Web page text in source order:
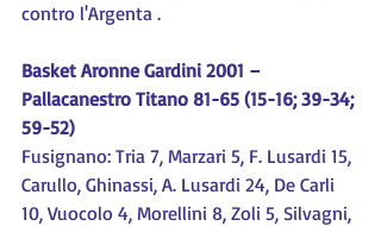
contro l'Argenta .
Basket Aronne Gardini 2001 –
Pallacanestro Titano 81-65 (15-16; 39-34;
59-52)
Fusignano: Tria 7, Marzari 5, F. Lusardi 15,
Carullo, Ghinassi, A. Lusardi 24, De Carli
10, Vuocolo 4, Morellini 8, Zoli 5, Silvagni,